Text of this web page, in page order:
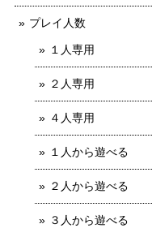
プレイ人数
１人専用
２人専用
４人専用
１人から遊べる
２人から遊べる
３人から遊べる